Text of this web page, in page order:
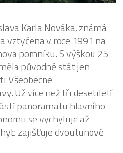
Karla Nováka, známá
vztyčena v roce 1991 na
pomníku. S výškou 25
původně stát jen
Všeobecné
Už více než tři desetiletí
panoramatu hlavního
se vychyluje až
zajišťuje dvoutunové